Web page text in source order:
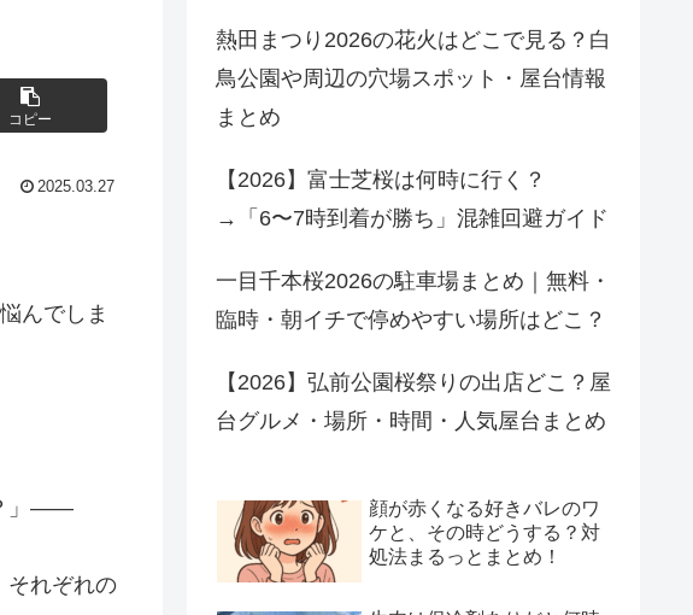
コピー
2025.03.27
んでしま
？」——
それぞれの
熱田まつり2026の花火はどこで見る？白
鳥公園や周辺の穴場スポット・屋台情報
まとめ
【2026】富士芝桜は何時に行く？
→「6〜7時到着が勝ち」混雑回避ガイド
一目千本桜2026の駐車場まとめ｜無料・
臨時・朝イチで停めやすい場所はどこ？
【2026】弘前公園桜祭りの出店どこ？屋
台グルメ・場所・時間・人気屋台まとめ
顔が赤くなる好きバレのワ
ケと、その時どうする？対
処法まるっとまとめ！